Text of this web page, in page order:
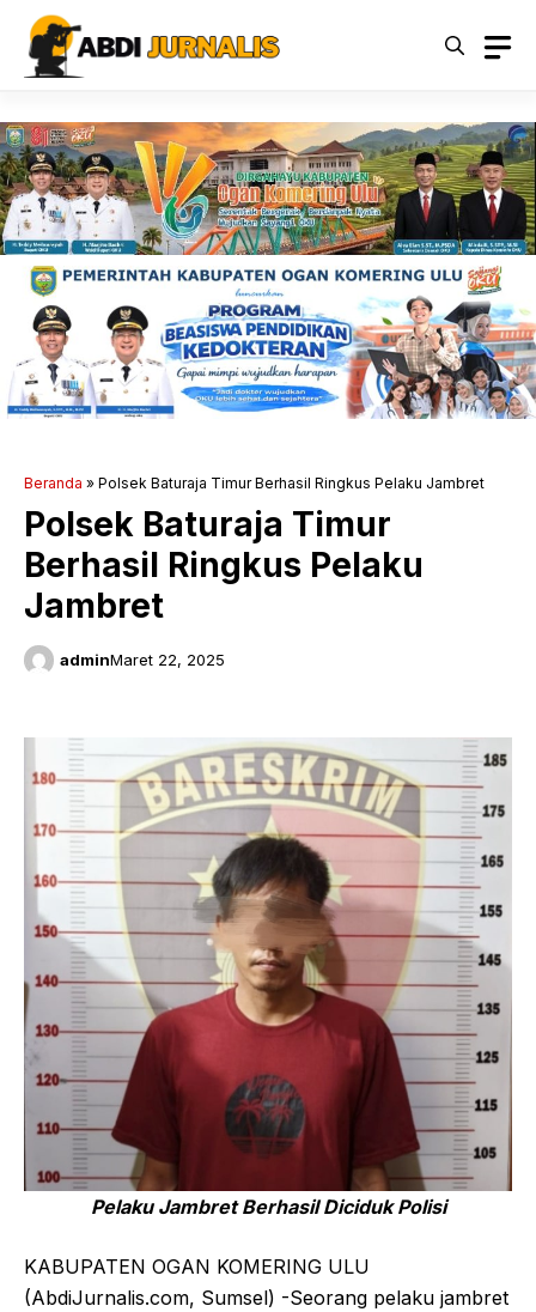
Langsung
Beranda » Polsek Baturaja Timur Berhasil Ringkus Pelaku Jambret
Polsek Baturaja Timur
Berhasil Ringkus Pelaku
Jambret
adminMaret 22, 2025
Pelaku Jambret Berhasil Diciduk Polisi
KABUPATEN OGAN KOMERING ULU
(AbdiJurnalis.com, Sumsel) -Seorang pelaku jambret